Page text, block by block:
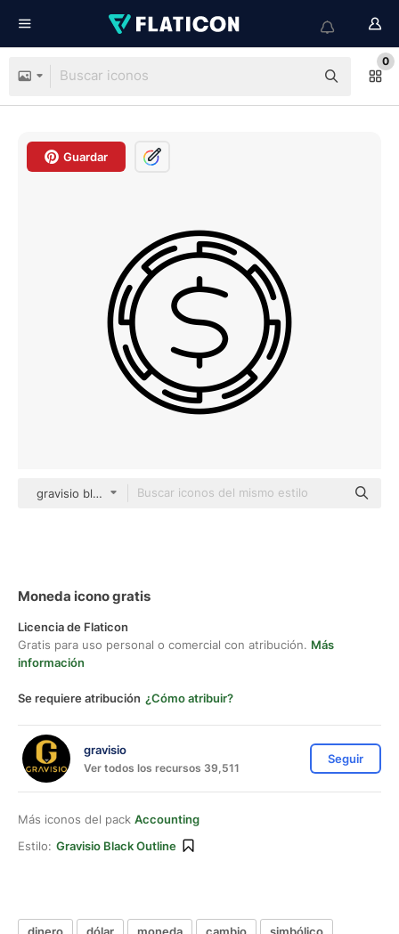
0
Guardar
gravisio black outline
Moneda icono gratis
Licencia de Flaticon
Gratis para uso personal o comercial con atribución. Más
información
Se requiere atribución ¿Cómo atribuir?
gravisio
Ver todos los recursos 39,511
Seguir
Más iconos del pack Accounting
Estilo: Gravisio Black Outline
dinero dólar moneda cambio
simbólico